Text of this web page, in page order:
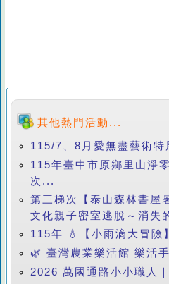
其他熱門活動...
115/7、8月愛無盡藝術
115年臺中市原鄉里山淨
次...
第三梯次【泰山森林書屋
文化親子密室逃脫～消失
115年 💧【小雨滴大冒險
🌿 臺灣農業樂活館 樂活
2026 萬國通路小小職人